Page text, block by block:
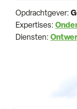
Opdrachtgever:
Expertises:
Diensten: